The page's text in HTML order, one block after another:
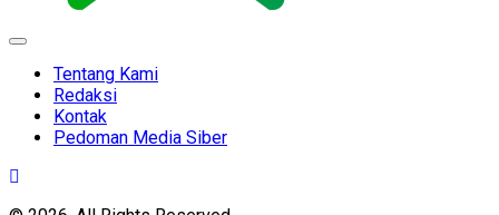
Expand
Tentang Kami
Redaksi
Kontak
Pedoman Media Siber